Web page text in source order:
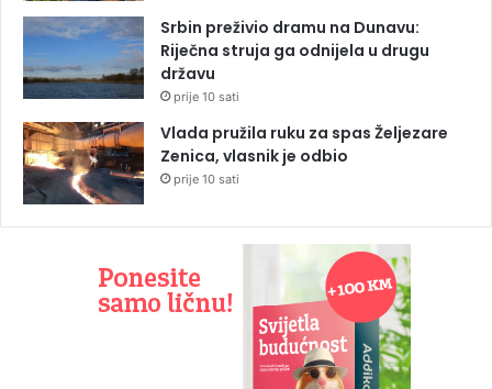
Srbin preživio dramu na Dunavu:
Riječna struja ga odnijela u drugu
državu
prije 10 sati
Vlada pružila ruku za spas Željezare
Zenica, vlasnik je odbio
prije 10 sati